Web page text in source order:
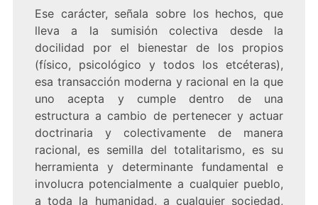
Ese carácter, señala sobre los hechos, que
lleva a la sumisión colectiva desde la
docilidad por el bienestar de los propios
(físico, psicológico y todos los etcéteras),
esa transacción moderna y racional en la que
uno acepta y cumple dentro de una
estructura a cambio de pertenecer y actuar
doctrinaria y colectivamente de manera
racional, es semilla del totalitarismo, es su
herramienta y determinante fundamental e
involucra potencialmente a cualquier pueblo,
a toda la humanidad, a cualquier sociedad,